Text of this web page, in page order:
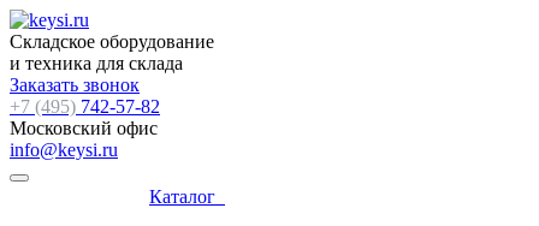
Складское оборудование
и техника для склада
Заказать звонок
+7 (495) 742-57-82
Московский офис
info@keysi.ru
Каталог